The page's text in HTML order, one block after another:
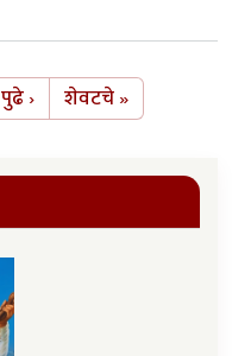
पुढे ›Next page
शेवटचे »Last page